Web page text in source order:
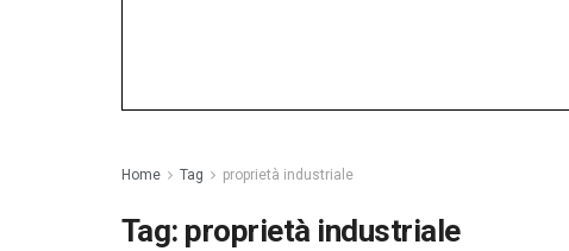
Home Tag proprietà industriale
Tag: proprietà industriale